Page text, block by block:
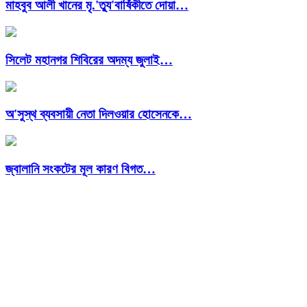
মাহবুব আলী খানের মৃ.'ত্যু'বার্ষিকীতে দোয়া…
সিলেট মহানগর শিবিরের অদম্য জুলাই…
অ'সুস্থ ব্যবসায়ী নেতা দিলওয়ার হোসেনকে…
জ্বালানি সংকটের মূল কারণ বিগত…